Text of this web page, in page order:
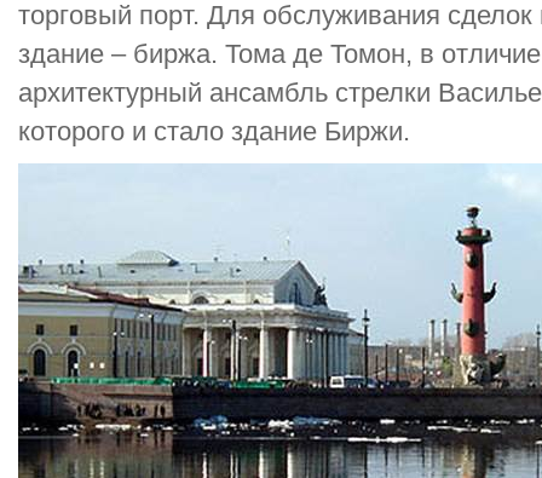
торговый порт. Для обслуживания
здание – биржа. Тома де Томон, в
архитектурный ансамбль стрелки
которого и стало здание Биржи.